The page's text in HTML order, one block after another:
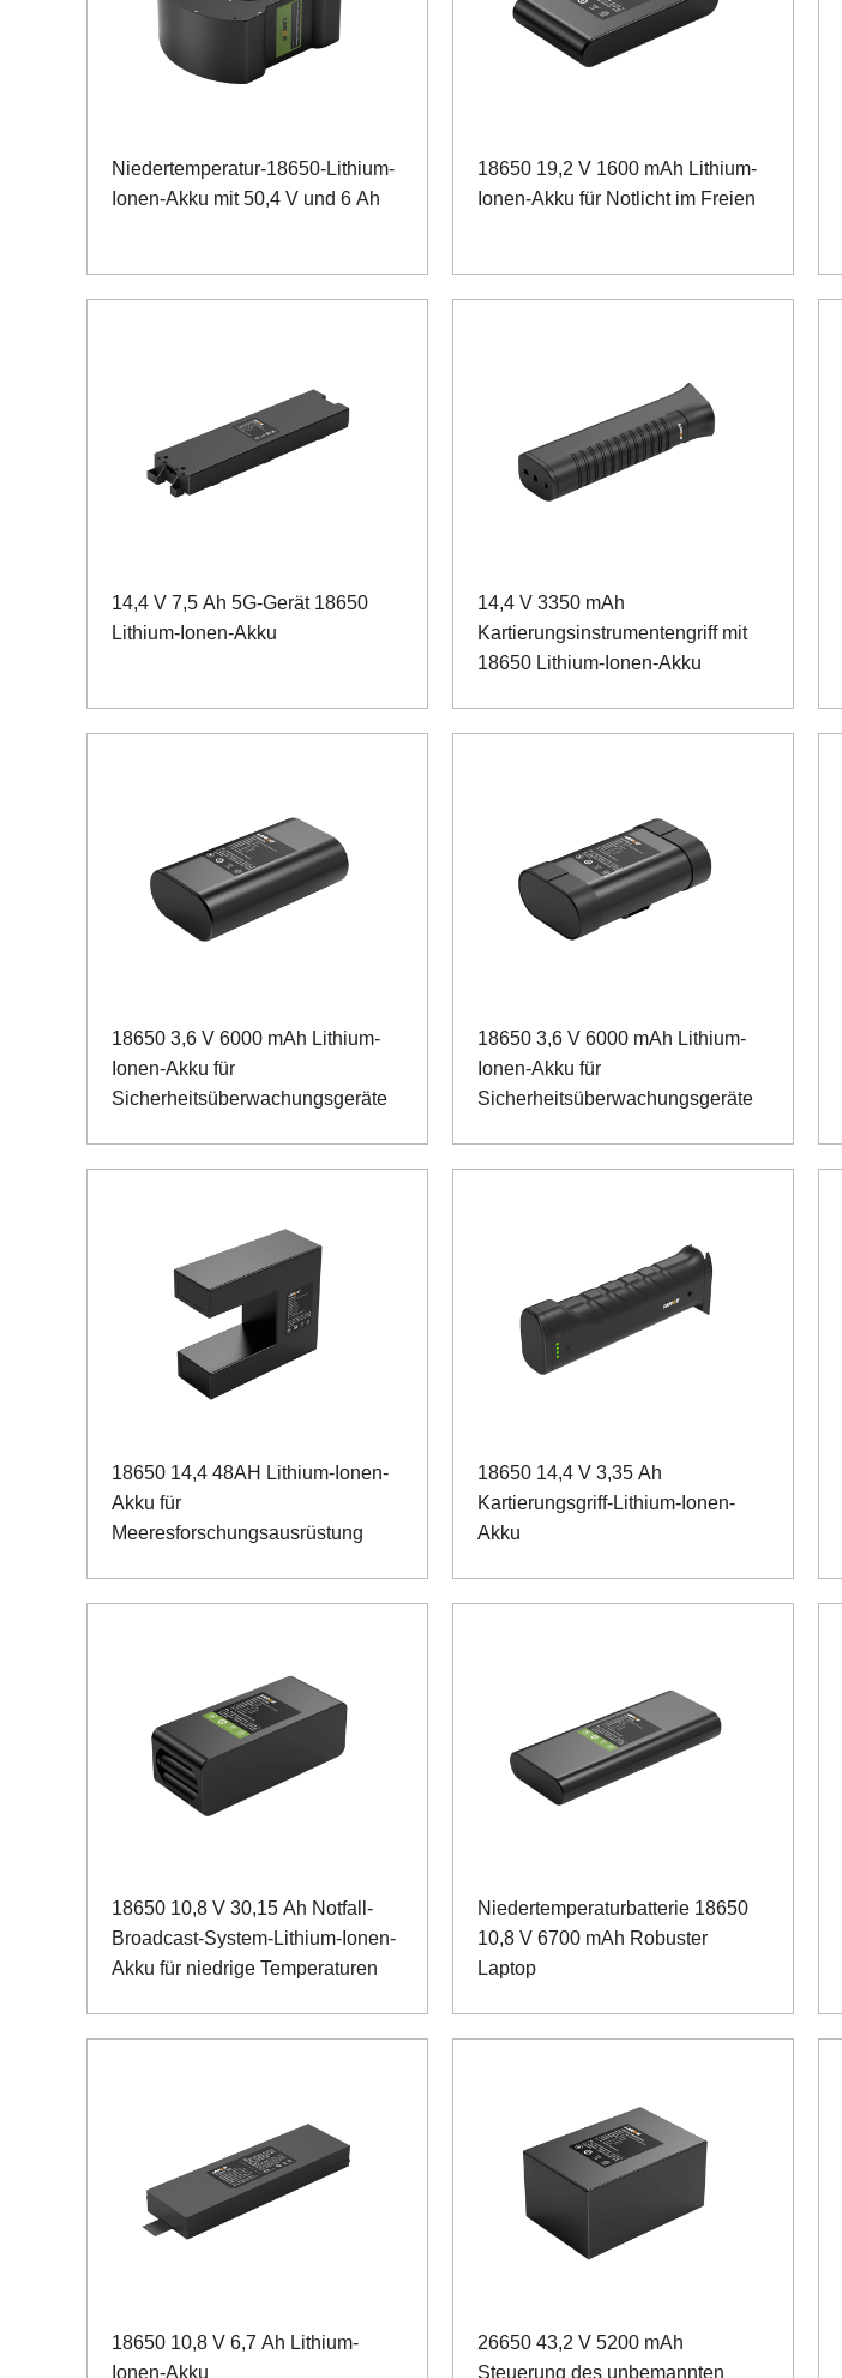
Niedertemperatur-18650-Lithium-
Ionen-Akku mit 50,4 V und 6 Ah
18650 19,2 V 1600 mAh Lithium-
Ionen-Akku für Notlicht im Freien
14,4 V 7,5 Ah 5G-Gerät 18650
Lithium-Ionen-Akku
14,4 V 3350 mAh
Kartierungsinstrumentengriff mit
18650 Lithium-Ionen-Akku
18650 3,6 V 6000 mAh Lithium-
Ionen-Akku für
Sicherheitsüberwachungsgeräte
18650 3,6 V 6000 mAh Lithium-
Ionen-Akku für
Sicherheitsüberwachungsgeräte
18650 14,4 48AH Lithium-Ionen-
Akku für
Meeresforschungsausrüstung
18650 14,4 V 3,35 Ah
Kartierungsgriff-Lithium-Ionen-
Akku
18650 10,8 V 30,15 Ah Notfall-
Broadcast-System-Lithium-Ionen-
Akku für niedrige Temperaturen
Niedertemperaturbatterie 18650
10,8 V 6700 mAh Robuster
Laptop
18650 10,8 V 6,7 Ah Lithium-
Ionen-Akku
26650 43,2 V 5200 mAh
Steuerung des unbemannten